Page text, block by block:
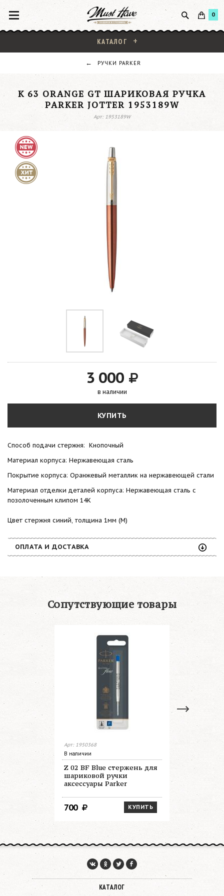
0
КАТАЛОГ
РУЧКИ PARKER
K 63 ORANGE GT ШАРИКОВАЯ РУЧКА
PARKER JOTTER 1953189W
Арт: 1953189W
3 000
в наличии
КУПИТЬ
Способ подачи стержня: Кнопочный
Материал корпуса: Нержавеющая сталь
Покрытие корпуса: Оранжевый металлик на нержавеющей стали
Материал отделки деталей корпуса: Нержавеющая сталь с
позолоченным клипом 14К
Цвет стержня синий, толщина 1мм (М)
ОПЛАТА И ДОСТАВКА
Сопутствующие товары
Арт: 1950368
В наличии
Z 02 BF Blue стержень для
шариковой ручки
аксессуары Parker
КУПИТЬ
700
В наличии
Z 02 BM
КАТАЛОГ